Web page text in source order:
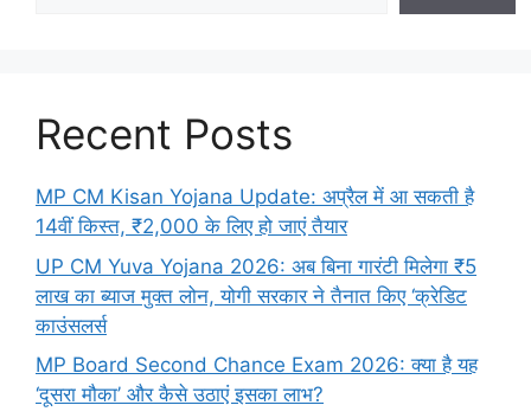
Recent Posts
MP CM Kisan Yojana Update: अप्रैल में आ सकती है
14वीं किस्त, ₹2,000 के लिए हो जाएं तैयार
UP CM Yuva Yojana 2026: अब बिना गारंटी मिलेगा ₹5
लाख का ब्याज मुक्त लोन, योगी सरकार ने तैनात किए ‘क्रेडिट
काउंसलर्स
MP Board Second Chance Exam 2026: क्या है यह
‘दूसरा मौका’ और कैसे उठाएं इसका लाभ?